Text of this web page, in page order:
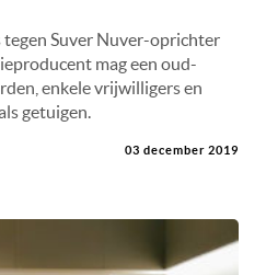
Suver Nuver-oprichter
mag een oud-
enkele vrijwilligers en
getuigen.
03 december 2019